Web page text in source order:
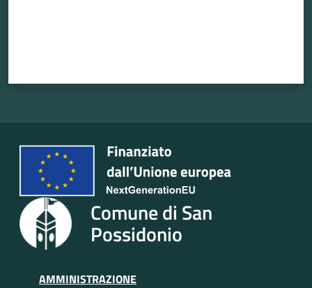
Comune di San
Possidonio
AMMINISTRAZIONE